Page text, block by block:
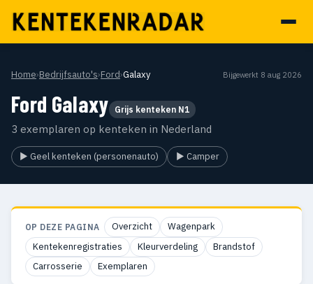
Home›Bedrijfsauto's›Ford›Galaxy Bijgewerkt 8 aug 2026
Ford Galaxy Grijs kenteken N1
3 exemplaren op kenteken in Nederland
▶ Geel kenteken (personenauto) ▶ Camper
OP DEZE PAGINA Overzicht
Wagenpark
Kentekenregistraties
Kleurverdeling
Brandstof
Carrosserie
Exemplaren